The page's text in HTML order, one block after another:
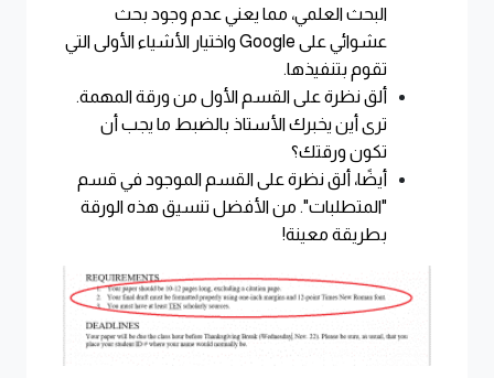
البحث العلمي، مما يعني عدم وجود بحث
عشوائي على Google واختيار الأشياء الأولى التي
تقوم بتنفيذها.
ألق نظرة على القسم الأول من ورقة المهمة.
ترى أين يخبرك الأستاذ بالضبط ما يجب أن
تكون ورقتك؟
أيضًا، ألق نظرة على القسم الموجود في قسم
"المتطلبات". من الأفضل تنسيق هذه الورقة
بطريقة معينة!